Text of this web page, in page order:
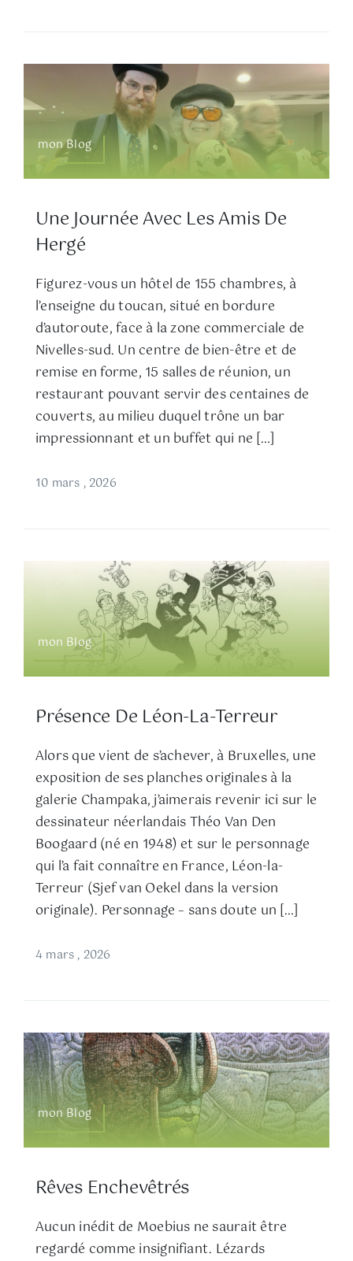
mon Blog
Une Journée Avec Les Amis De
Hergé
Figurez-vous un hôtel de 155 chambres, à
l’enseigne du toucan, situé en bordure
d’autoroute, face à la zone commerciale de
Nivelles-sud. Un centre de bien-être et de
remise en forme, 15 salles de réunion, un
restaurant pouvant servir des centaines de
couverts, au milieu duquel trône un bar
impressionnant et un buffet qui ne […]
10 mars , 2026
mon Blog
Présence De Léon-La-Terreur
Alors que vient de s’achever, à Bruxelles, une
exposition de ses planches originales à la
galerie Champaka, j’aimerais revenir ici sur le
dessinateur néerlandais Théo Van Den
Boogaard (né en 1948) et sur le personnage
qui l’a fait connaître en France, Léon-la-
Terreur (Sjef van Oekel dans la version
originale). Personnage – sans doute un […]
4 mars , 2026
mon Blog
Rêves Enchevêtrés
Aucun inédit de Moebius ne saurait être
regardé comme insignifiant. Lézards